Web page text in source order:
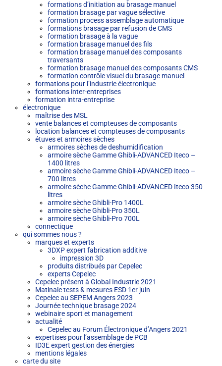
formations d’initiation au brasage manuel
formation brasage par vague sélective
formation process assemblage automatique
formations brasage par refusion de CMS
formation brasage à la vague
formation brasage manuel des fils
formation brasage manuel des composants
traversants
formation brasage manuel des composants CMS
formation contrôle visuel du brasage manuel
formations pour l’industrie électronique
formations inter-entreprises
formation intra-entreprise
électronique
maîtrise des MSL
vente balances et compteuses de composants
location balances et compteuses de composants
étuves et armoires sèches
armoires sèches de deshumidification
armoire sèche Gamme Ghibli-ADVANCED Iteco –
1400 litres
armoire sèche Gamme Ghibli-ADVANCED Iteco –
700 litres
armoire sèche Gamme Ghibli-ADVANCED Iteco 350
litres
armoire sèche Ghibli-Pro 1400L
armoire sèche Ghibli-Pro 350L
armoire sèche Ghibli-Pro 700L
connectique
qui sommes nous ?
marques et experts
3DXP expert fabrication additive
impression 3D
produits distribués par Cepelec
experts Cepelec
Cepelec présent à Global Industrie 2021
Matinale tests & mesures ESD 1er juin
Cepelec au SEPEM Angers 2023
Journée technique brasage 2024
webinaire sport et management
actualité
Cepelec au Forum Électronique d’Angers 2021
expertises pour l’assemblage de PCB
ID3E expert gestion des énergies
mentions légales
carte du site